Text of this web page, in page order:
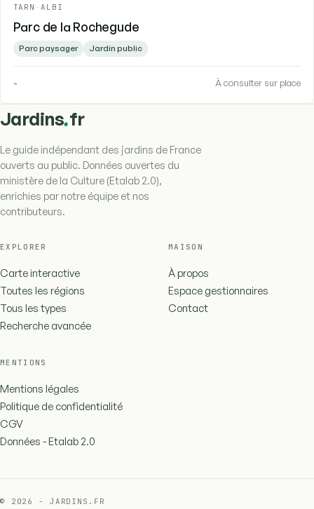
TARN - ALBI
Parc de la Rochegude
Parc paysager Jardin public
- À consulter sur place
Jardins.fr
Le guide indépendant des jardins de France
ouverts au public. Données ouvertes du
ministère de la Culture (Etalab 2.0),
enrichies par notre équipe et nos
contributeurs.
EXPLORER
Carte interactive
Toutes les régions
Tous les types
Recherche avancée
MAISON
À propos
Espace gestionnaires
Contact
MENTIONS
Mentions légales
Politique de confidentialité
CGV
Données - Etalab 2.0
© 2026 - JARDINS.FR